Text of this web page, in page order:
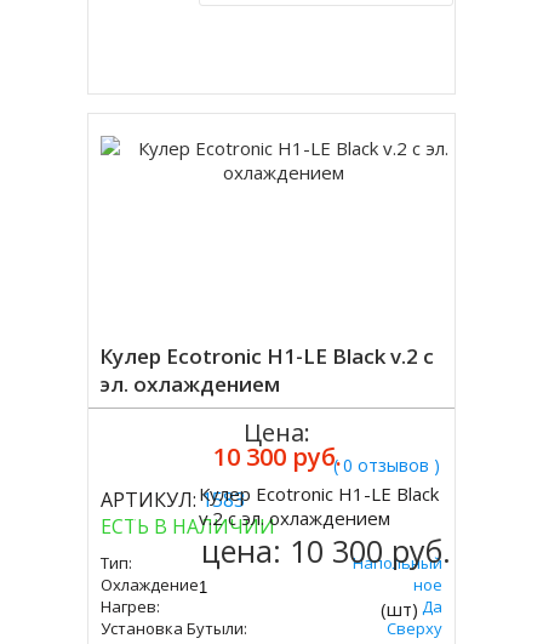
Кулер Ecotronic H1-LE Black v.2 с
эл. охлаждением
( 0 отзывов )
АРТИКУЛ:1583
ЕСТЬ В НАЛИЧИИ
Тип:
Напольный
Охлаждение:
Электронное
Нагрев:
Да
Установка Бутыли:
Сверху
Цена:
10 300 руб.
Купить
Кулер Ecotronic H1-LE Black
v.2 с эл. охлаждением
цена: 10 300 руб.
(шт)